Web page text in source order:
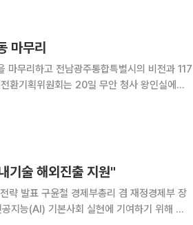
마무리
무리하고 전남광주통합특별시의 비전과 117
기술 해외진출 지원"
재정경제부 장
지능(AI) 기본사회 실현에 기여하기 위해 유